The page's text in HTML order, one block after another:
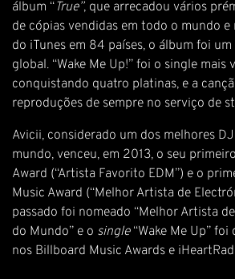
álbum “True”, que arrecadou vários
de cópias vendidas em todo o mundo
do iTunes em 84 países, o álbum foi um
global. “Wake Me Up!” foi o single mais
conquistando quatro platinas, e a
reproduções de sempre no serviço de
Avicii, considerado um dos melhores
mundo, venceu, em 2013, o seu
Award (“Artista Favorito EDM”) e o
Music Award (“Melhor Artista de
passado foi nomeado “Melhor Artista
do Mundo” e o single“Wake Me Up”
nos Billboard Music Awards e